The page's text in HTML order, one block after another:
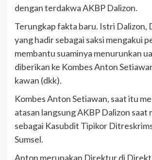
dengan terdakwa AKBP Dalizon.
Terungkap fakta baru. Istri Dalizon,
yang hadir sebagai saksi mengakui
membantu suaminya menurunkan
diberikan ke Kombes Anton
kawan (dkk).
Kombes Anton Setiawan, saat itu
atasan langsung AKBP Dalizon saat
sebagai Kasubdit Tipikor
Sumsel.
Anton merupakan Direktur di